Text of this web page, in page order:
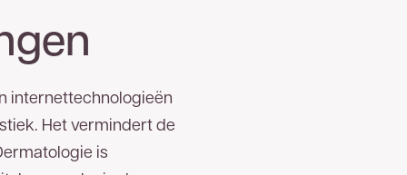
internettechnologieën
Het vermindert de
is